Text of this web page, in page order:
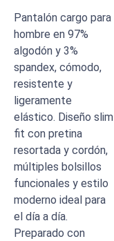
Pantalón cargo para
hombre en 97%
algodón y 3%
spandex, cómodo,
resistente y
ligeramente
elástico. Diseño slim
fit con pretina
resortada y cordón,
múltiples bolsillos
funcionales y estilo
moderno ideal para
el día a día.
Preparado con